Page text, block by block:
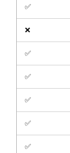
✅
❌
✅
✅
✅
✅
✅